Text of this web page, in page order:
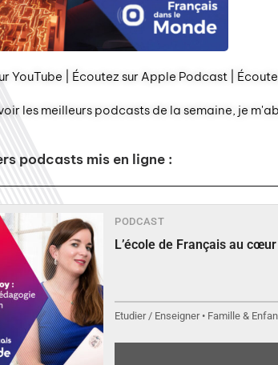
YouTube | Écoutez sur Apple Podcast |
les meilleurs podcasts de la semaine, je
podcasts mis en ligne :
PODCAST
L’école de Français au
Etudier / Enseigner • Famille &